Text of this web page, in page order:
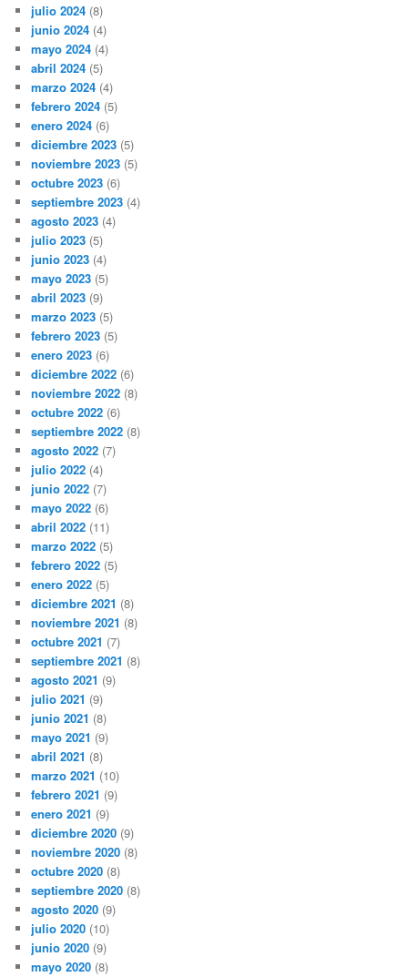
julio 2024 (8)
junio 2024 (4)
mayo 2024 (4)
abril 2024 (5)
marzo 2024 (4)
febrero 2024 (5)
enero 2024 (6)
diciembre 2023 (5)
noviembre 2023 (5)
octubre 2023 (6)
septiembre 2023 (4)
agosto 2023 (4)
julio 2023 (5)
junio 2023 (4)
mayo 2023 (5)
abril 2023 (9)
marzo 2023 (5)
febrero 2023 (5)
enero 2023 (6)
diciembre 2022 (6)
noviembre 2022 (8)
octubre 2022 (6)
septiembre 2022 (8)
agosto 2022 (7)
julio 2022 (4)
junio 2022 (7)
mayo 2022 (6)
abril 2022 (11)
marzo 2022 (5)
febrero 2022 (5)
enero 2022 (5)
diciembre 2021 (8)
noviembre 2021 (8)
octubre 2021 (7)
septiembre 2021 (8)
agosto 2021 (9)
julio 2021 (9)
junio 2021 (8)
mayo 2021 (9)
abril 2021 (8)
marzo 2021 (10)
febrero 2021 (9)
enero 2021 (9)
diciembre 2020 (9)
noviembre 2020 (8)
octubre 2020 (8)
septiembre 2020 (8)
agosto 2020 (9)
julio 2020 (10)
junio 2020 (9)
mayo 2020 (8)